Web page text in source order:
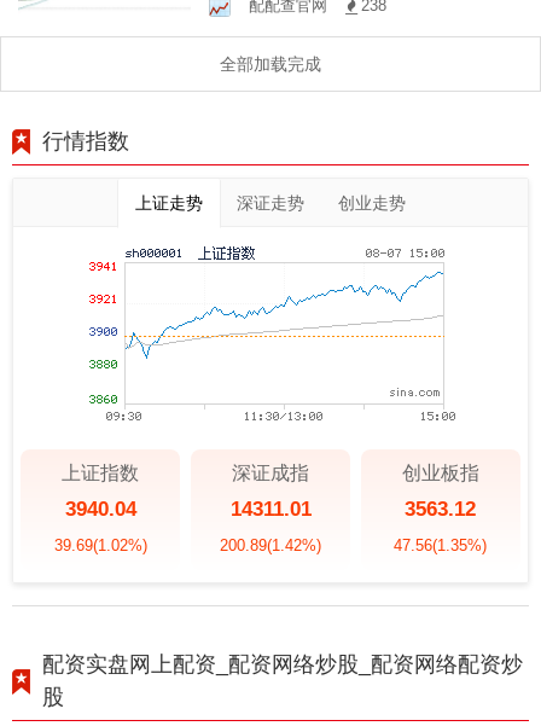
配配查官网 238
全部加载完成
行情指数
上证走势 深证走势 创业走势
上证指数
3940.04
39.69(1.02%)
深证成指
14311.01
200.89(1.42%)
创业板指
3563.12
47.56(1.35%)
配资实盘网上配资_配资网络炒股_配资网络配资炒
股